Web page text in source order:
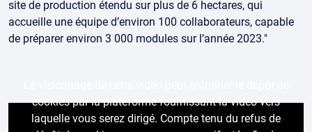
cookies par la plateforme fournissant la vidéo vers
laquelle vous serez dirigé. Compte tenu du refus de
site de production étendu sur plus de 6 hectares, qui
accueille une équipe d’environ 100 collaborateurs, capable
de préparer environ 3 000 modules sur l’année 2023."